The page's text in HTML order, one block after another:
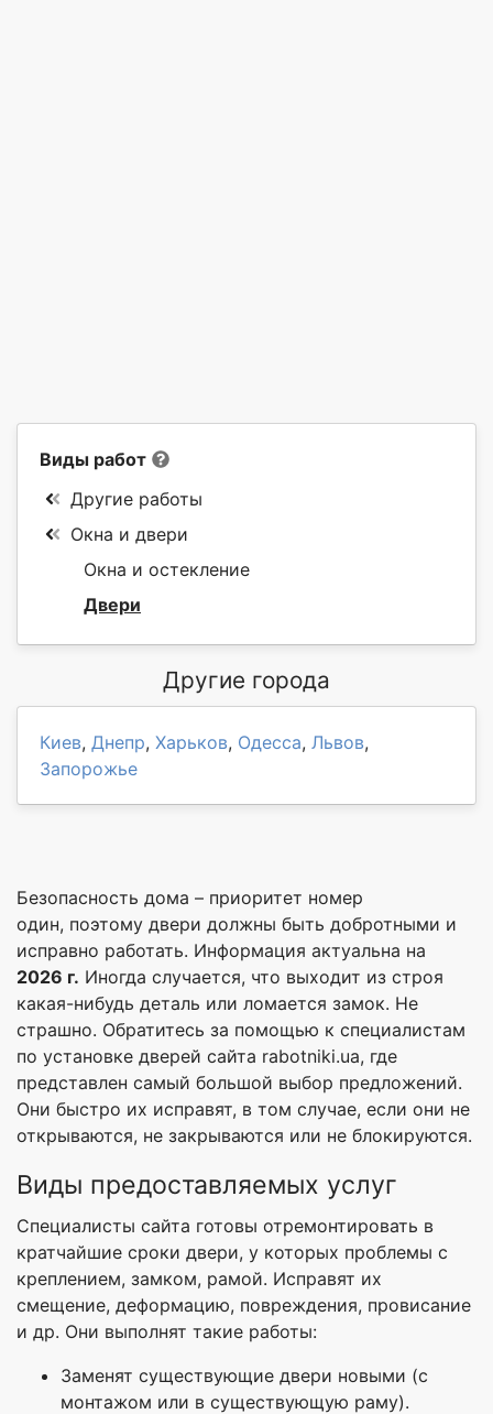
Виды работ
Другие работы
Окна и двери
Окна и остекление
Двери
Другие города
Киев, Днепр, Харьков, Одесса, Львов,
Запорожье
Безопасность дома – приоритет номер
один, поэтому двери должны быть добротными и
исправно работать. Информация актуальна на
2026 г. Иногда случается, что выходит из строя
какая-нибудь деталь или ломается замок. Не
страшно. Обратитесь за помощью к специалистам
по установке дверей сайта rabotniki.ua, где
представлен самый большой выбор предложений.
Они быстро их исправят, в том случае, если они не
открываются, не закрываются или не блокируются.
Виды предоставляемых услуг
Специалисты сайта готовы отремонтировать в
кратчайшие сроки двери, у которых проблемы с
креплением, замком, рамой. Исправят их
смещение, деформацию, повреждения, провисание
и др. Они выполнят такие работы:
Заменят существующие двери новыми (с
монтажом или в существующую раму).